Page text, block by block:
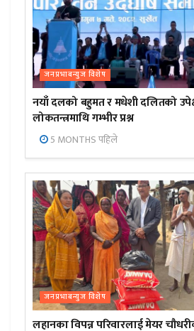
जनप्रभाबन्युज विशेष
नयाँ दलको बहुमत र मधेशी दलितको
लोकतन्त्रमाथि गम्भीर प्रश्न
5 MONTHS पहिले
जनप्रभाबन्युज विशेष
लहानका विपन्न परिवारलाई मेयर